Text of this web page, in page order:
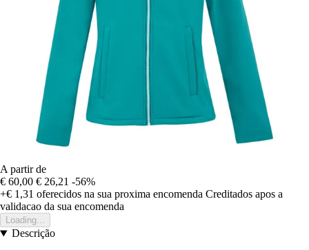
A partir de
€ 60,00 € 26,21 -56%
+€ 1,31 oferecidos na sua proxima encomenda Creditados apos a
validacao da sua encomenda
Loading...
Descrição